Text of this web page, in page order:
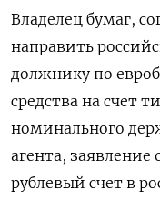
Владелец бумаг,
направить
должнику по
средства на счет
номинального
агента, заявление
рублевый счет в